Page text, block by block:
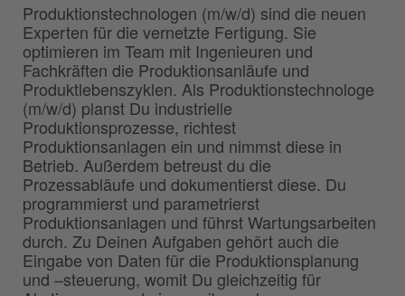
Produktionstechnologen (m/w/d) sind die neuen
Experten für die vernetzte Fertigung. Sie
optimieren im Team mit Ingenieuren und
Fachkräften die Produktionsanläufe und
Produktlebenszyklen. Als Produktionstechnologe
(m/w/d) planst Du industrielle
Produktionsprozesse, richtest
Produktionsanlagen ein und nimmst diese in
Betrieb. Außerdem betreust du die
Prozessabläufe und dokumentierst diese. Du
programmierst und parametrierst
Produktionsanlagen und führst Wartungsarbeiten
durch. Zu Deinen Aufgaben gehört auch die
Eingabe von Daten für die Produktionsplanung
und –steuerung, womit Du gleichzeitig für